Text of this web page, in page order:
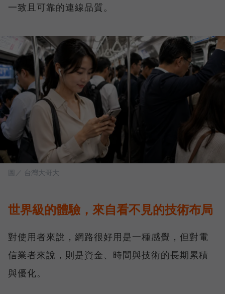
一致且可靠的連線品質。
圖／ 台灣大哥大
世界級的體驗，來自看不見的技術布局
對使用者來說，網路很好用是一種感覺，但對電
信業者來說，則是資金、時間與技術的長期累積
與優化。